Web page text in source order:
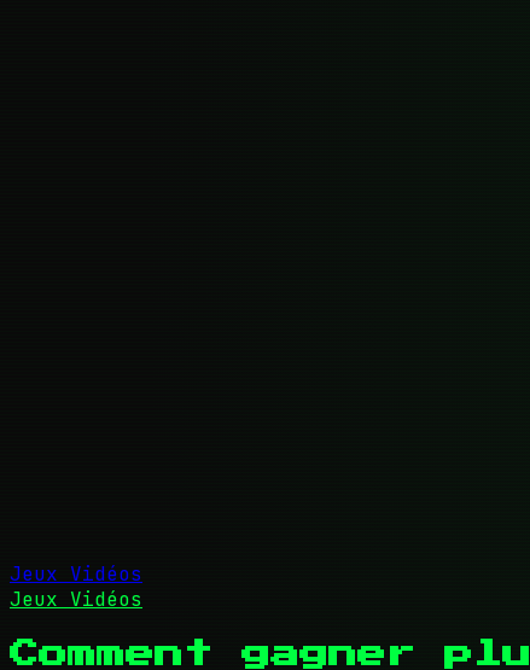
Jeux Vidéos
Jeux Vidéos
Comment gagner